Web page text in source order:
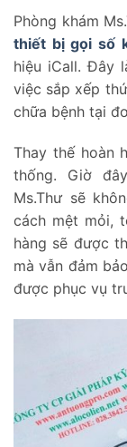
Phòng khám
thiết bị gọi số
hiệu iCall. Đây
việc sắp xếp
chữa bệnh tại
Thay thế hoàn
thống. Giờ
Ms.Thư sẽ
cách mệt mỏi,
hàng sẽ được
mà vẫn đảm
được phục vụ